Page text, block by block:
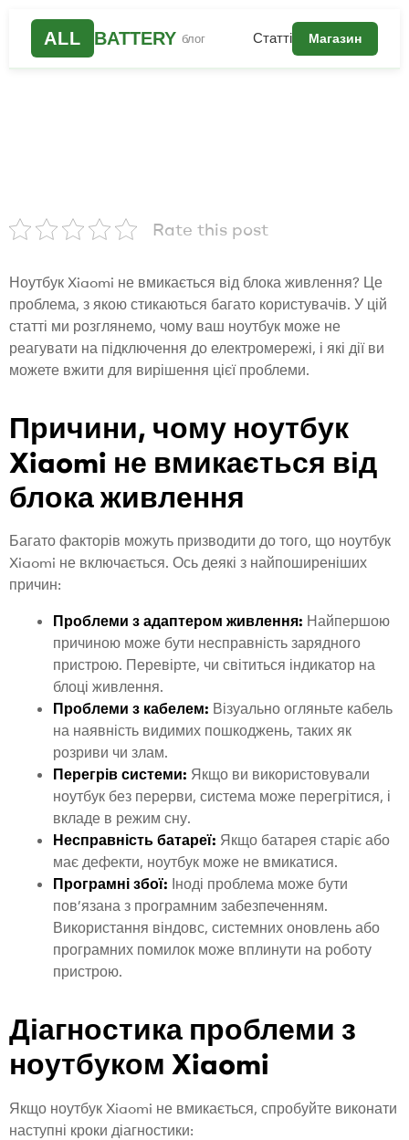
ALL BATTERY блог Статті Магазин
Rate this post
Ноутбук Xiaomi не вмикається від блока живлення? Це
проблема, з якою стикаються багато користувачів. У цій
статті ми розглянемо, чому ваш ноутбук може не
реагувати на підключення до електромережі, і які дії ви
можете вжити для вирішення цієї проблеми.
Причини, чому ноутбук
Xiaomi не вмикається від
блока живлення
Багато факторів можуть призводити до того, що ноутбук
Xiaomi не включається. Ось деякі з найпоширеніших
причин:
Проблеми з адаптером живлення: Найпершою
причиною може бути несправність зарядного
пристрою. Перевірте, чи світиться індикатор на
блоці живлення.
Проблеми з кабелем: Візуально огляньте кабель
на наявність видимих пошкоджень, таких як
розриви чи злам.
Перегрів системи: Якщо ви використовували
ноутбук без перерви, система може перегрітися, і
вкладе в режим сну.
Несправність батареї: Якщо батарея старіє або
має дефекти, ноутбук може не вмикатися.
Програмні збої: Іноді проблема може бути
пов’язана з програмним забезпеченням.
Використання віндовс, системних оновлень або
програмних помилок може вплинути на роботу
пристрою.
Діагностика проблеми з
ноутбуком Xiaomi
Якщо ноутбук Xiaomi не вмикається, спробуйте виконати
наступні кроки діагностики: